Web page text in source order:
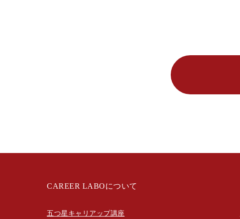
CAREER LABOについて
五つ星キャリアップ講座